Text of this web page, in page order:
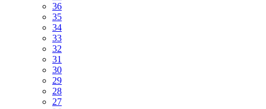
36
35
34
33
32
31
30
29
28
27